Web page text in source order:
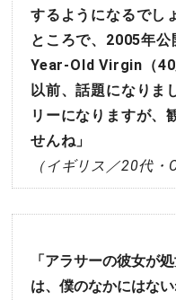
するようになるでし
ところで、2005年
Year-Old Virgin（40
以前、話題になりま
リーになりますが、
せんね」
（イギリス／20代・
「アラサーの彼女が
は、僕のなかにはない